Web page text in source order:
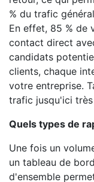
% du trafic
En effet, 85 % de
contact direct
candidats
clients, chaque
votre entreprise.
trafic jusqu'ici
Quels types de
Une fois un
un tableau de
d'ensemble